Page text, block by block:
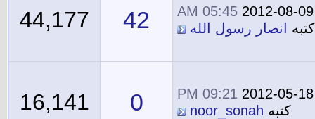
2012-08-09
05:45 AM
كتبه
انصار رسول الله 42
44,177
2012-05-18
09:21 PM
كتبه noor_sonah
0
16,141